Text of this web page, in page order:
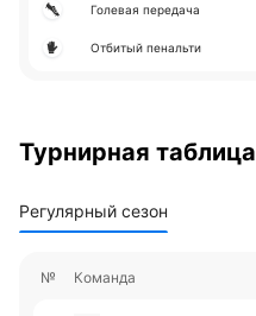
Голевая передача
Отбитый пенальти
Турнирная таблица
Регулярный сезон
№ Команда